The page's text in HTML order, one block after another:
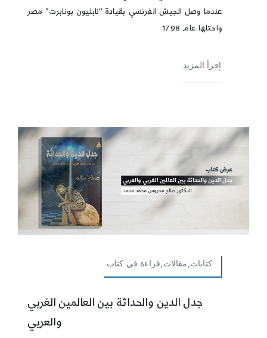
عندما وصل الجيش الفرنسي بقيادة "نابليون بونابرت" مصر
واحتلها عام 1798
إقرأ المزيد
كتابات,مقالات,قراءة في كتاب
جدل الدين والحداثة بين العالمين الغربي
والعربي